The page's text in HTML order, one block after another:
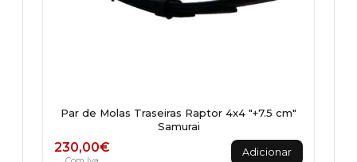
Par de Molas Traseiras Raptor 4x4 "+7.5 cm"
Samurai
230,00€ Adicionar